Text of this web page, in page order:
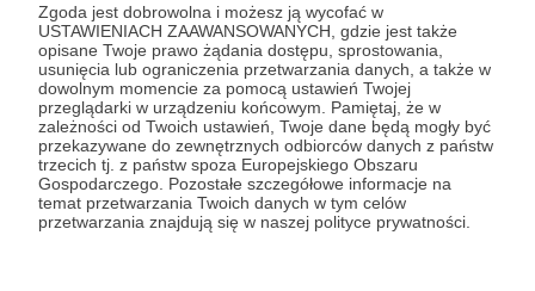
Zgoda jest dobrowolna i możesz ją wycofać w
USTAWIENIACH ZAAWANSOWANYCH, gdzie jest także
opisane Twoje prawo żądania dostępu, sprostowania,
usunięcia lub ograniczenia przetwarzania danych, a także w
dowolnym momencie za pomocą ustawień Twojej
przeglądarki w urządzeniu końcowym. Pamiętaj, że w
zależności od Twoich ustawień, Twoje dane będą mogły być
przekazywane do zewnętrznych odbiorców danych z państw
trzecich tj. z państw spoza Europejskiego Obszaru
Gospodarczego. Pozostałe szczegółowe informacje na
temat przetwarzania Twoich danych w tym celów
przetwarzania znajdują się w naszej polityce prywatności.
Udostępnij
Tygodnik Podhalański